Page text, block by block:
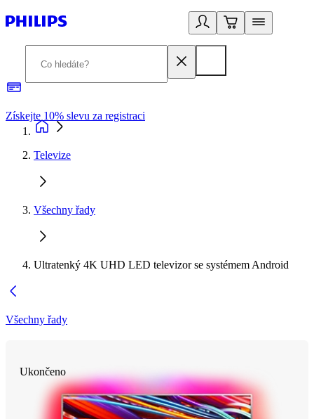
Získejte 10% slevu za registraci
Televize
Všechny řady
Ultratenký 4K UHD LED televizor se systémem Android
Všechny řady
Ukončeno